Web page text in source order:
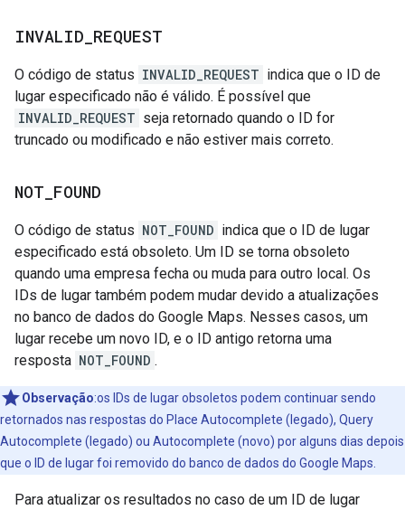
INVALID REQUEST
O código de status INVALID_REQUEST indica que o ID de
lugar especificado não é válido. É possível que
INVALID_REQUEST seja retornado quando o ID for
truncado ou modificado e não estiver mais correto.
NOT FOUND
O código de status NOT_FOUND indica que o ID de lugar
especificado está obsoleto. Um ID se torna obsoleto
quando uma empresa fecha ou muda para outro local. Os
IDs de lugar também podem mudar devido a atualizações
no banco de dados do Google Maps. Nesses casos, um
lugar recebe um novo ID, e o ID antigo retorna uma
resposta NOT_FOUND .
Observação:os IDs de lugar obsoletos podem continuar sendo
retornados nas respostas do Place Autocomplete (legado), Query
Autocomplete (legado) ou Autocomplete (novo) por alguns dias depois
que o ID de lugar foi removido do banco de dados do Google Maps.
Para atualizar os resultados no caso de um ID de lugar